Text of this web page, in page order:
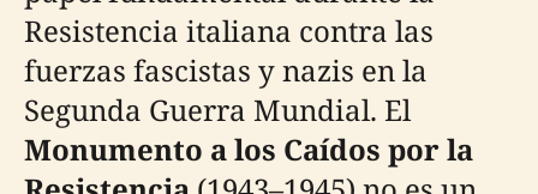
Resistencia italiana contra las
fuerzas fascistas y nazis en la
Segunda Guerra Mundial. El
Monumento a los Caídos por la